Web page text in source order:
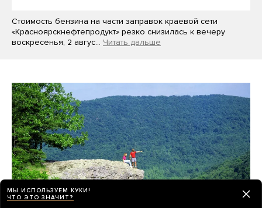
Стоимость бензина на части заправок краевой сети
«Красноярскнефтепродукт» резко снизилась к вечеру
воскресенья, 2 авгус… Читать дальше
МЫ ИСПОЛЬЗУЕМ КУКИ!
ЧТО ЭТО ЗНАЧИТ?